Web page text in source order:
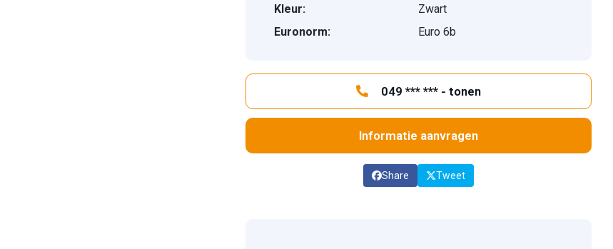
Kleur:
Zwart
Euronorm:
Euro 6b
049 *** *** - tonen
Informatie aanvragen
Share Tweet